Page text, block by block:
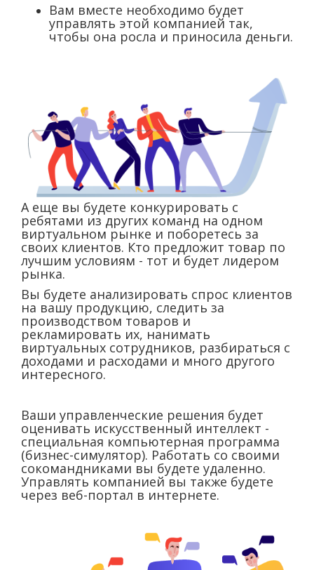
Вам вместе необходимо будет
управлять этой компанией так,
чтобы она росла и приносила деньги.
А еще вы будете конкурировать с
ребятами из других команд на одном
виртуальном рынке и поборетесь за
своих клиентов. Кто предложит товар по
лучшим условиям - тот и будет лидером
рынка.
Вы будете анализировать спрос клиентов
на вашу продукцию, следить за
производством товаров и
рекламировать их, нанимать
виртуальных сотрудников, разбираться с
доходами и расходами и много другого
интересного.
Ваши управленческие решения будет
оценивать искусственный интеллект -
специальная компьютерная программа
(бизнес-симулятор). Работать со своими
сокомандниками вы будете удаленно.
Управлять компанией вы также будете
через веб-портал в интернете.